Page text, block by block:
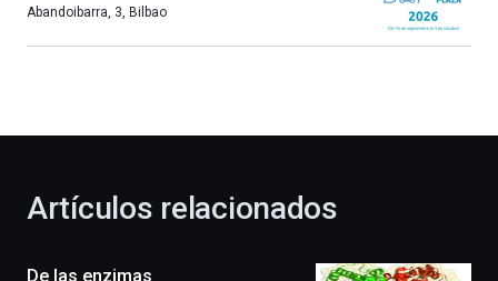
más,
celebración
novena
Abandoibarra, 3, Bilbao
Artículos relacionados
De las enzimas